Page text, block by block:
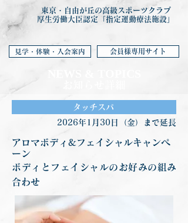
東京・自由が丘の高級スポーツクラブ
厚生労働大臣認定「指定運動療法施設」
見学・体験・入会案内 会員様専用サイト
タッチスパ
2026年1月30日（金）まで延長
アロマボディ&フェイシャルキャンペ
ーン
ボディとフェイシャルのお好みの組み
合わせ